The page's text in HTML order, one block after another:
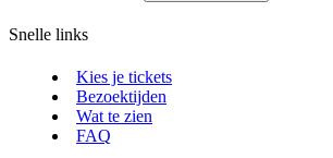
Snelle links
Kies je tickets
Bezoektijden
Wat te zien
FAQ